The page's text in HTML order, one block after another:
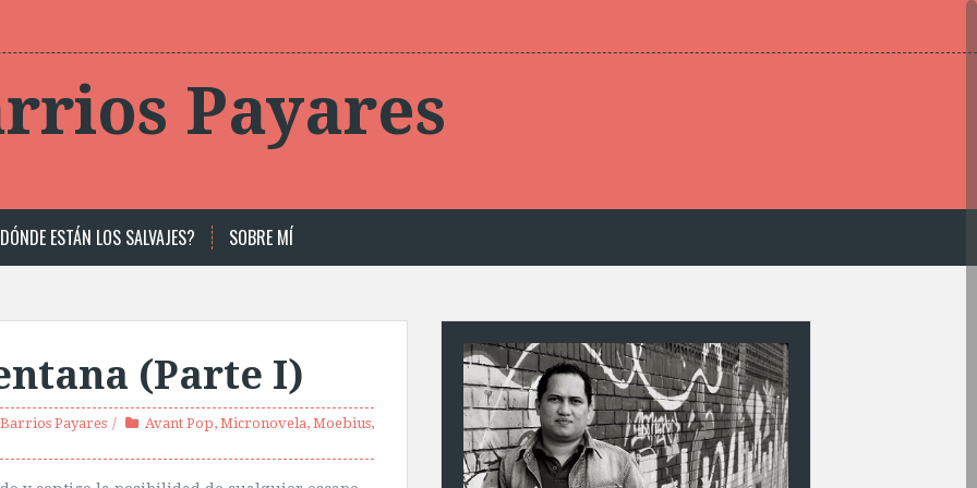
Payares
ESTÁN LOS SALVAJES? SOBRE MÍ
(Parte I)
Payares Avant Pop, Micronovela, Moebius,